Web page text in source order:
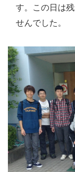
す。この日は
せんでした。